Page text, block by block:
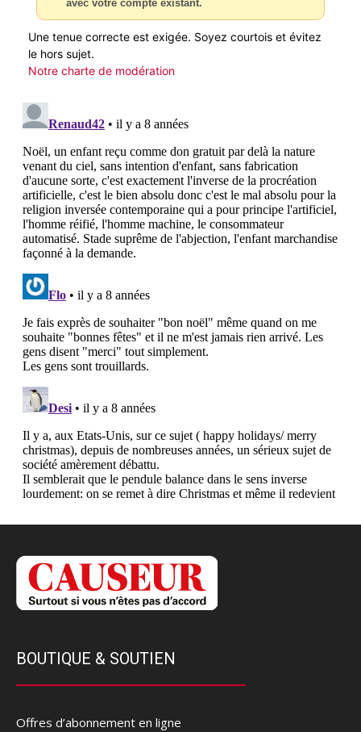
avec votre compte existant.
Une tenue correcte est exigée. Soyez courtois et évitez
le hors sujet.
Notre charte de modération
BOUTIQUE & SOUTIEN
Offres d’abonnement en ligne